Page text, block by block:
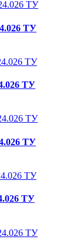
ТУ
ТУ
ТУ
ТУ